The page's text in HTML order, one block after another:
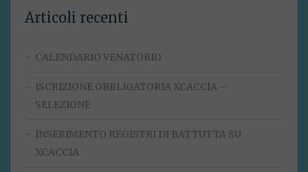
Articoli recenti
CALENDARIO VENATORIO
ISCRIZIONE OBBLIGATORIA XCACCIA –
SELEZIONE
INSERIMENTO REGISTRI DI BATTUTTA SU
XCACCIA